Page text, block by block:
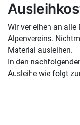
Wir verleihen an alle
Alpenvereins.
Material ausleihen.
In den
Ausleihe wie folgt